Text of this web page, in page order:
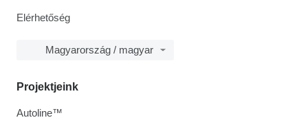
Elérhetőség
Magyarország / magyar
Projektjeink
Autoline™